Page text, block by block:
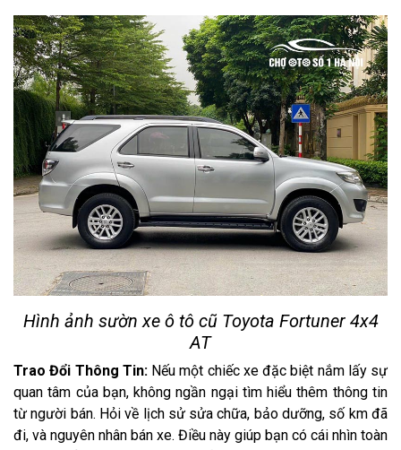
Hình ảnh sườn xe ô tô cũ Toyota Fortuner 4x4
AT
Trao Đổi Thông Tin: Nếu một chiếc xe đặc biệt nắm lấy sự
quan tâm của bạn, không ngần ngại tìm hiểu thêm thông tin
từ người bán. Hỏi về lịch sử sửa chữa, bảo dưỡng, số km đã
đi, và nguyên nhân bán xe. Điều này giúp bạn có cái nhìn toàn